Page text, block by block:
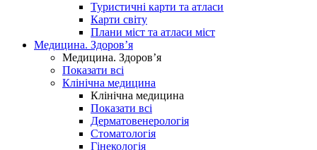
Туристичні карти та атласи
Карти світу
Плани міст та атласи міст
Медицина. Здоров’я
Медицина. Здоров’я
Показати всі
Клінічна медицина
Клінічна медицина
Показати всі
Дерматовенерологія
Стоматологія
Гінекологія